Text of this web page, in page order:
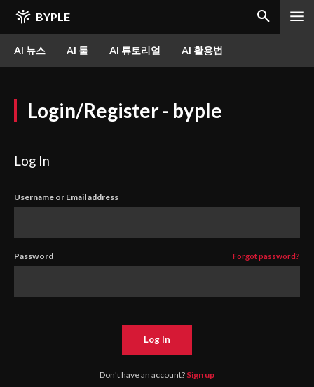
BYPLE
AI 뉴스 AI 툴 AI 튜토리얼 AI 활용법
Login/Register - byple
Log In
Username or Email address
Password Forgot password?
Log In
Don't have an account? Sign up